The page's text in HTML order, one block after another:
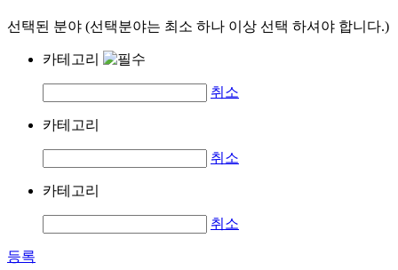
선택된 분야 (선택분야는 최소 하나 이상 선택 하셔야 합니다.)
카테고리
취소
카테고리
취소
카테고리
취소
등록